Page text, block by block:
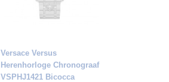
Versace Versus
Herenhorloge Chronograaf
VSPHJ1421 Bicocca